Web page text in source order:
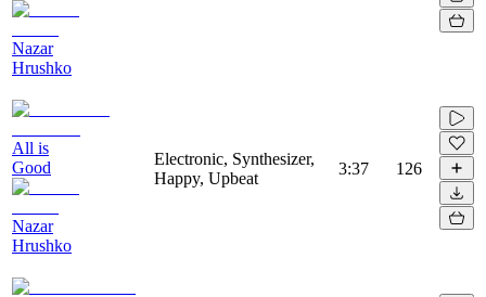
Nazar
Hrushko
All is
Good
Nazar
Hrushko
Electronic, Synthesizer,
Happy, Upbeat
3:37 126